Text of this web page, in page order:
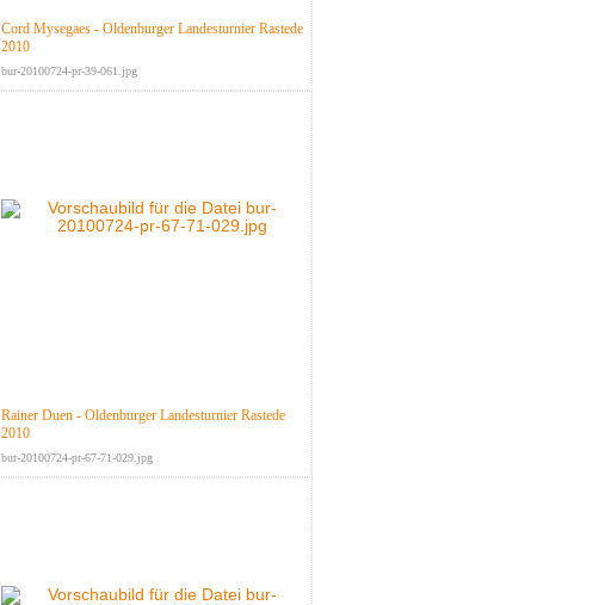
Cord Mysegaes - Oldenburger Landesturnier Rastede
2010
bur-20100724-pr-39-061.jpg
Rainer Duen - Oldenburger Landesturnier Rastede
2010
bur-20100724-pr-67-71-029.jpg